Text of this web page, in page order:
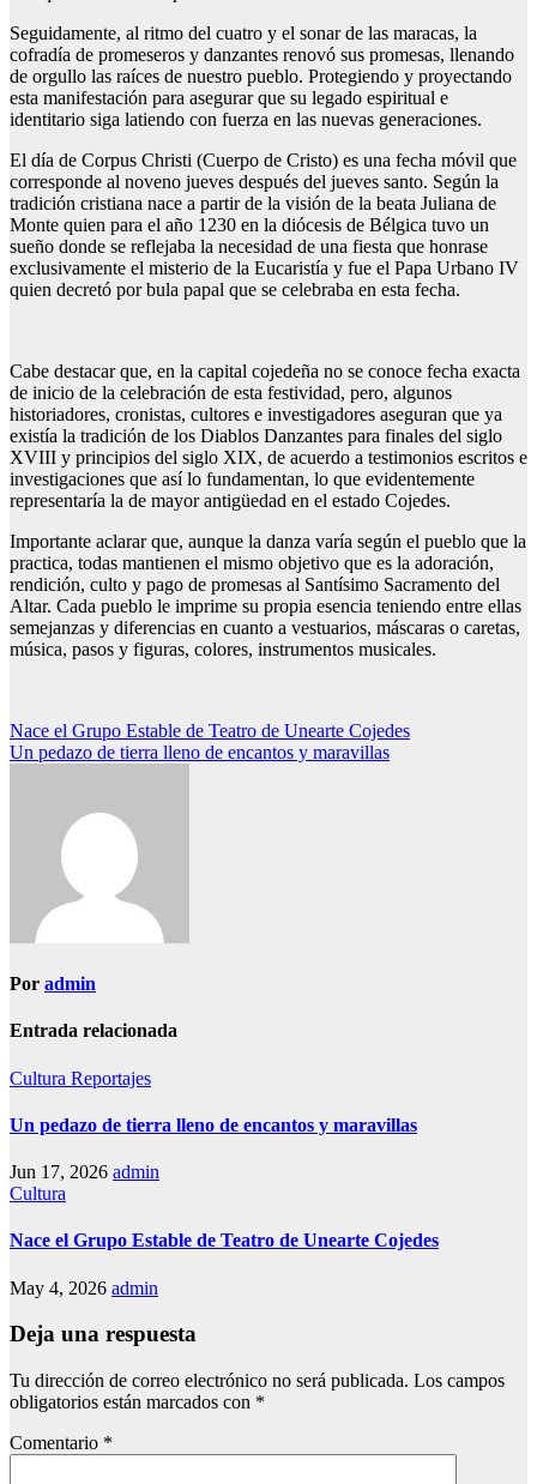
Seguidamente, al ritmo del cuatro y el sonar de las maracas, la
cofradía de promeseros y danzantes renovó sus promesas, llenando
de orgullo las raíces de nuestro pueblo. Protegiendo y proyectando
esta manifestación para asegurar que su legado espiritual e
identitario siga latiendo con fuerza en las nuevas generaciones.
El día de Corpus Christi (Cuerpo de Cristo) es una fecha móvil que
corresponde al noveno jueves después del jueves santo. Según la
tradición cristiana nace a partir de la visión de la beata Juliana de
Monte quien para el año 1230 en la diócesis de Bélgica tuvo un
sueño donde se reflejaba la necesidad de una fiesta que honrase
exclusivamente el misterio de la Eucaristía y fue el Papa Urbano IV
quien decretó por bula papal que se celebraba en esta fecha.
Cabe destacar que, en la capital cojedeña no se conoce fecha exacta
de inicio de la celebración de esta festividad, pero, algunos
historiadores, cronistas, cultores e investigadores aseguran que ya
existía la tradición de los Diablos Danzantes para finales del siglo
XVIII y principios del siglo XIX, de acuerdo a testimonios escritos e
investigaciones que así lo fundamentan, lo que evidentemente
representaría la de mayor antigüedad en el estado Cojedes.
Importante aclarar que, aunque la danza varía según el pueblo que la
practica, todas mantienen el mismo objetivo que es la adoración,
rendición, culto y pago de promesas al Santísimo Sacramento del
Altar. Cada pueblo le imprime su propia esencia teniendo entre ellas
semejanzas y diferencias en cuanto a vestuarios, máscaras o caretas,
música, pasos y figuras, colores, instrumentos musicales.
Navegación
de
Nace el Grupo Estable de Teatro de Unearte Cojedes
Un pedazo de tierra lleno de encantos y maravillas
Por admin
Entrada relacionada
Cultura Reportajes
Un pedazo de tierra lleno de encantos y maravillas
Jun 17, 2026 admin
Cultura
Nace el Grupo Estable de Teatro de Unearte Cojedes
May 4, 2026 admin
Deja una respuesta
Tu dirección de correo electrónico no será publicada. Los campos
obligatorios están marcados con *
Comentario *